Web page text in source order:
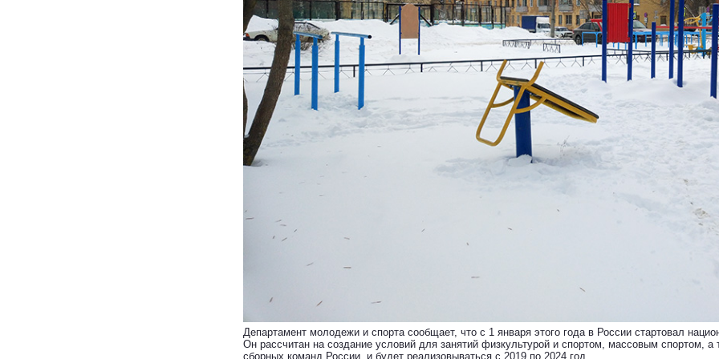
Департамент молодежи и спорта сообщает, что с 1 января этого года в России стартовал
Он рассчитан на создание условий для занятий физкультурой и спортом, массовым спортом, а
сборных команд России, и будет реализовываться с 2019 по 2024 год.